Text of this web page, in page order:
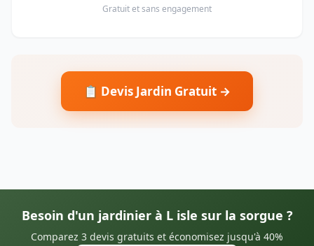
Gratuit et sans engagement
📋 Devis Jardin Gratuit →
Besoin d'un jardinier à L isle sur la sorgue ?
Comparez 3 devis gratuits et économisez jusqu'à 40%